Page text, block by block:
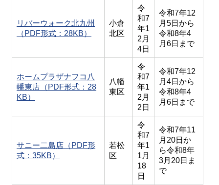
リバーウォーク北九州
（PDF形式：28KB）
小倉
北区
令
和7
年1
2月
4日
令和7年12
月5日から
令和8年4
月6日まで
ホームプラザナフコ八
幡東店（PDF形式：28
KB）
八幡
東区
令
和7
年1
2月
2日
令和7年12
月4日から
令和8年4
月6日まで
サニー二島店（PDF形
式：35KB）
若松
区
令
和7
年1
1月
18
日
令和7年11
月20日か
ら令和8年
3月20日ま
で